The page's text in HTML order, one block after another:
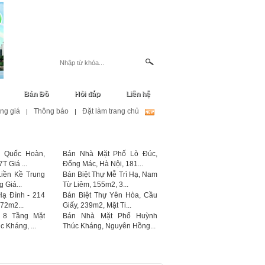
Bản Đồ Hỏi đáp Liên hệ
giá | Thông báo | Đặt làm trang chủ
Quốc Hoàn,
Giá ...
Kề Trung
Giá...
Đình - 214
8 Tầng Mặt
Kháng, ...
Bán Nhà Mặt Phố Lò Đúc,
Đống Mác, Hà Nội, 181...
Bán Biệt Thự Mễ Trì Hạ, Nam
Từ Liêm, 155m2, 3...
Bán Biệt Thự Yên Hòa, Cầu
Giấy, 239m2, Mặt Ti...
Bán Nhà Mặt Phố Huỳnh
Thúc Kháng, Nguyên Hồng...